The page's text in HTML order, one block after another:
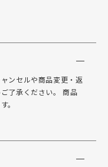
ンセルや商品変更・返
了承ください。 商品
。